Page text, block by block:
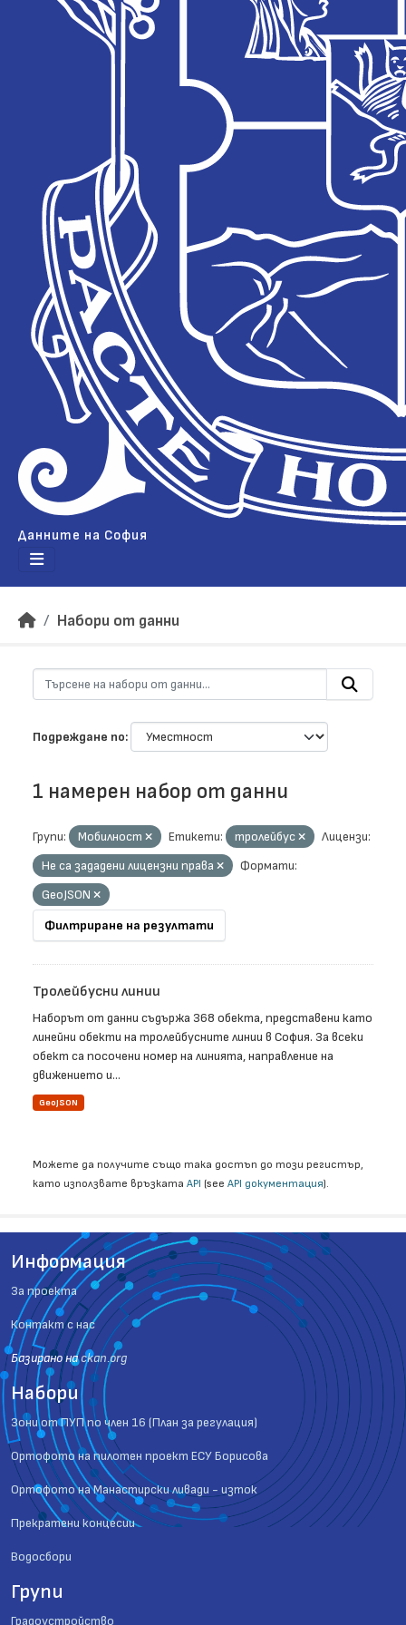
Данните на София
Набори от данни
Подреждане по
1 намерен набор от данни
Групи: Мобилност Етикети: тролейбус
Лицензи:
Не са зададени лицензни права
Формати:
GeoJSON
Филтриране на резултати
Тролейбусни линии
Наборът от данни съдържа 368 обекта, представени като
линейни обекти на тролейбусните линии в София. За всеки
обект са посочени номер на линията, направление на
движението и...
GeoJSON
Можете да получите също така достъп до този регистър,
като използвате връзката API (see API документация).
Информация
За проекта
Контакт с нас
Базиранo наckan.org
Набори
Зони от ПУП по член 16 (План за регулация)
Ортофото на пилотен проект ЕСУ Борисова
Ортофото на Манастирски ливади - изток
Прекратени концесии
Водосбори
Групи
Градоустройство